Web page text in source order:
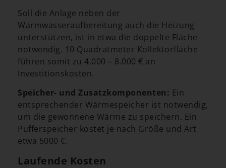
Soll die Anlage neben der
Warmwasseraufbereitung auch die Heizung
unterstützen, ist in etwa die doppelte Fläche
notwendig. 10 Quadratmeter Kollektorfläche
führen somit zu 4.000 – 8.000 € an
Investitionskosten.
Speicher- und Zusatzkomponenten: Ein
entsprechender Wärmespeicher ist notwendig,
um die gewonnene Wärme zu speichern. Ein
Pufferspeicher kostet je nach Größe und Art
etwa 5000 €.
Laufende Kosten